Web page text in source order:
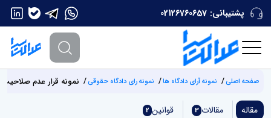
پشتیبانی: 02126760657
صفحه اصلی نمونه آرای دادگاه ها نمونه رای دادگاه حقوقی نمونه قرار عدم
مقاله مقالات 3 قوانین 2